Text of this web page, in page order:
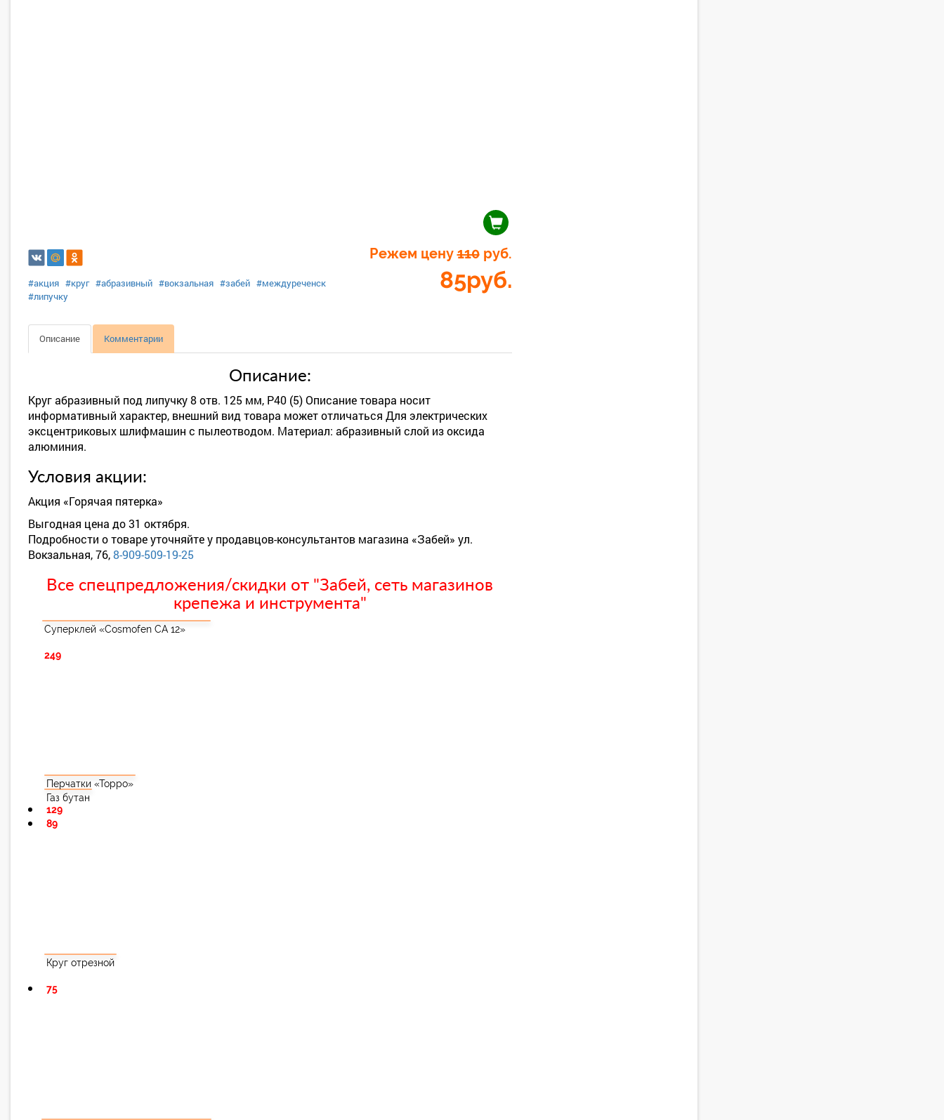
Режем цену110руб.
85руб.
#акция #круг #абразивный #вокзальная #забей #междуреченск
#липучку
Описание Комментарии
Описание:
Круг абразивный под липучку 8 отв. 125 мм, Р40 (5) Описание товара носит
информативный характер, внешний вид товара может отличаться Для электрических
эксцентриковых шлифмашин с пылеотводом. Материал: абразивный слой из оксида
алюминия.
Условия акции:
Акция «Горячая пятерка»
Выгодная цена до 31 октября.
Подробности о товаре уточняйте у продавцов-консультантов магазина «Забей» ул.
Вокзальная, 76,8-909-509-19-25
Все спецпредложения/скидки от "Забей, сеть магазинов
крепежа и инструмента"
Суперклей «Cosmofen CA 12»
249
Перчатки «Торро»
129
Газ бутан
89
Круг отрезной
75